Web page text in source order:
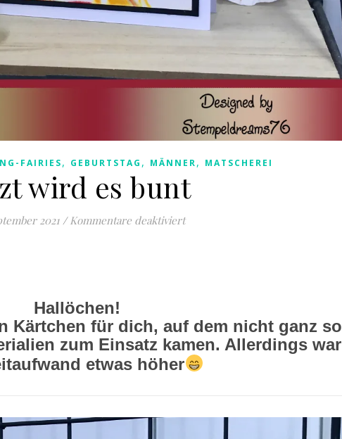
FAIRIES, GEBURTSTAG , MÄNNER, MATSCHEREI
wird es bunt
2021 / Kommentare deaktiviertfür Jetzt wird es bunt
Hallöchen!
Kärtchen für dich, auf dem nicht ganz so
zum Einsatz kamen. Allerdings war
etwas höher